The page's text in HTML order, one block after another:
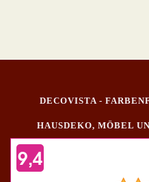
DECOVISTA -
HAUSDEKO, MÖBEL